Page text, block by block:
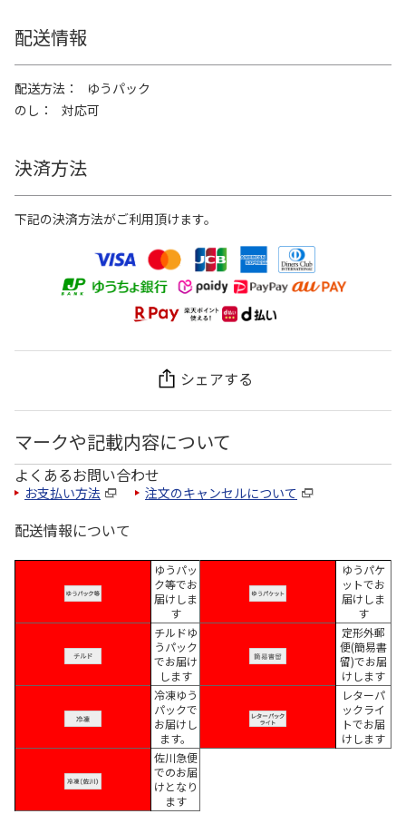
配送情報
配送方法
ゆうパック
のし
対応可
決済方法
下記の決済方法がご利用頂けます。
シェアする
マークや記載内容について
よくあるお問い合わせ
お支払い方法 注文のキャンセルについて
配送情報について
ゆうパッ
ク等でお
届けしま
す
ゆうパケ
ットでお
届けしま
す
チルドゆ
うパック
でお届け
します
定形外郵
便(簡易書
留)でお届
けします
冷凍ゆう
パックで
お届けし
ます。
レターパ
ックライ
トでお届
けします
佐川急便
でのお届
けとなり
ます